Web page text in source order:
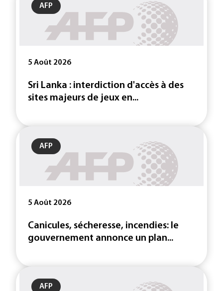
AFP
5 Août 2026
Sri Lanka : interdiction d'accès à des
sites majeurs de jeux en...
AFP
5 Août 2026
Canicules, sécheresse, incendies: le
gouvernement annonce un plan...
AFP